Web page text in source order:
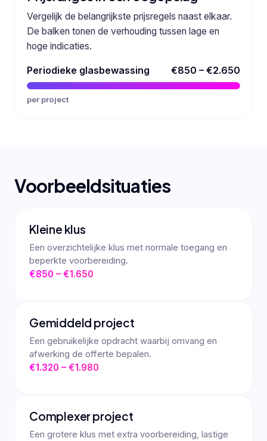
Vergelijk de belangrijkste prijsregels naast elkaar.
De balken tonen de verhouding tussen lage en
hoge indicaties.
Periodieke glasbewassing €850 – €2.650
per project
Voorbeeldsituaties
Kleine klus
Een overzichtelijke klus met normale toegang en
beperkte voorbereiding.
€850 – €1.650
Gemiddeld project
Een gebruikelijke opdracht waarbij omvang en
afwerking de offerte bepalen.
€1.320 – €1.980
Complexer project
Een grotere klus met extra voorbereiding, lastige